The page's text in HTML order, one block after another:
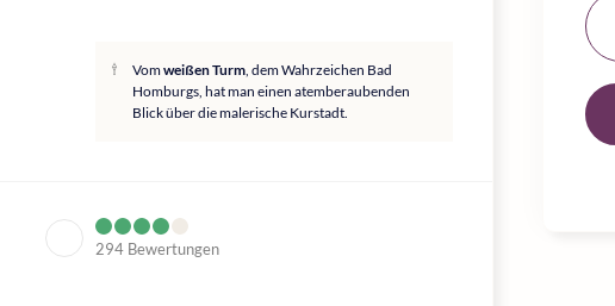
Vomweißen Turm , dem Wahrzeichen Bad
Homburgs, hat man einen atemberaubenden
Blick über die malerische Kurstadt.
294 Bewertungen